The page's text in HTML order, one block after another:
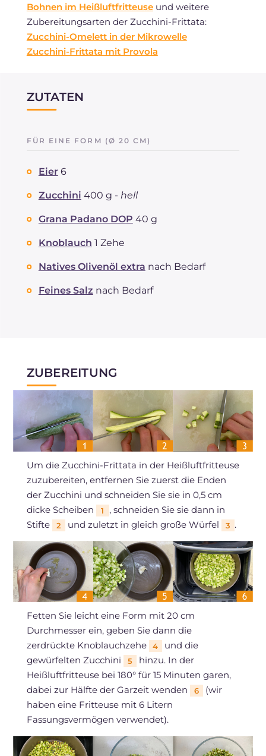
Bohnen im Heißluftfritteuseund weitere
Zubereitungsarten der Zucchini-Frittata:
Zucchini-Omelett in der Mikrowelle
Zucchini-Frittata mit Provola
ZUTATEN
FÜR EINE FORM (Ø 20 CM)
Eier 6
Zucchini 400 g - hell
Grana Padano DOP 40 g
Knoblauch 1 Zehe
Natives Olivenöl extra nach Bedarf
Feines Salz nach Bedarf
ZUBEREITUNG
Um die Zucchini-Frittata in der Heißluftfritteuse
zuzubereiten, entfernen Sie zuerst die Enden
der Zucchini und schneiden Sie sie in 0,5 cm
dicke Scheiben
1
, schneiden Sie sie dann in
Stifte
2 und zuletzt in gleich große Würfel 3 .
Fetten Sie leicht eine Form mit 20 cm
Durchmesser ein, geben Sie dann die
zerdrückte Knoblauchzehe
4
und die
gewürfelten Zucchini
5
hinzu. In der
Heißluftfritteuse bei 180° für 15 Minuten garen,
dabei zur Hälfte der Garzeit wenden
6
(wir
haben eine Fritteuse mit 6 Litern
Fassungsvermögen verwendet).